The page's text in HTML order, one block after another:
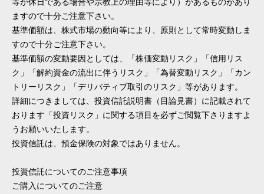
ますので十分ご注意下さい。
基準価額は、株式市場の動向等により、原則として常時変動しま
すので十分ご注意下さい。
基準価額の変動要因としては、「株価変動リスク」「信用リス
ク」「解約資金の流出に伴うリスク」「為替変動リスク」「カン
トリーリスク」「デリバティブ取引のリスク」等があります。
詳細につきましては、投資信託説明書（目論見書）に記載されて
おります「投資リスク」に関する項目を必ずご閲覧下さりますよ
うお願いいたします。
投資信託は、預金保険の対象ではありません。
投資信託についてのご注意事項
ご購入についてのご注意